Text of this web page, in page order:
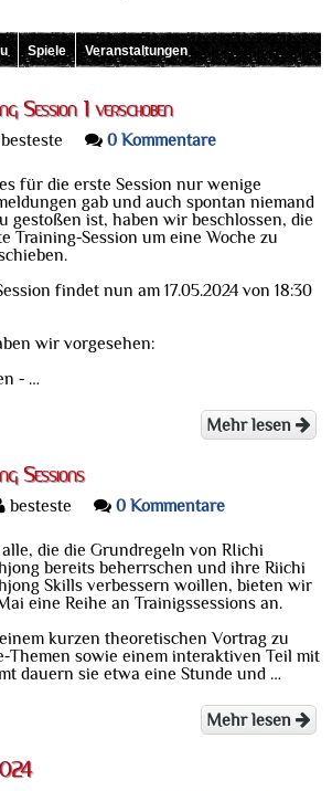
Spiele Veranstaltungen
Session 1 verschoben
besteste 0 Kommentare
für die erste Session nur wenige
gab und auch spontan niemand
gestoßen ist, haben wir beschlossen, die
Training-Session um eine Woche zu
findet nun am 17.05.2024 von 18:30
wir vorgesehen:
- …
Mehr lesen
Sessions
besteste 0 Kommentare
die die Grundregeln von RIichi
bereits beherrschen und ihre Riichi
Skills verbessern woillen, bieten wir
eine Reihe an Trainigssessions an.
kurzen theoretischen Vortrag zu
Themen sowie einem interaktiven Teil mit
dauern sie etwa eine Stunde und …
Mehr lesen